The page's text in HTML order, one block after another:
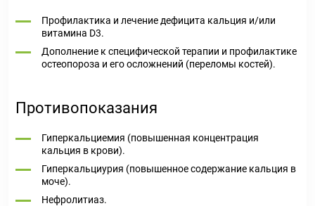
Профилактика и лечение дефицита кальция и/или
витамина D3.
Дополнение к специфической терапии и профилактике
остеопороза и его осложнений (переломы костей).
Противопоказания
Гиперкальциемия (повышенная концентрация
кальция в крови).
Гиперкальциурия (повышенное содержание кальция в
моче).
Нефролитиаз.